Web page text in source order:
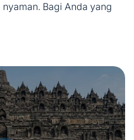
Bagi Anda yang